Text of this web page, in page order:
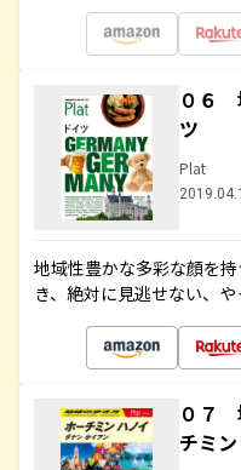
０６
ツ
Plat
地域性豊かな多彩な顔を
き、絶対に見逃せない、
０７
チミ